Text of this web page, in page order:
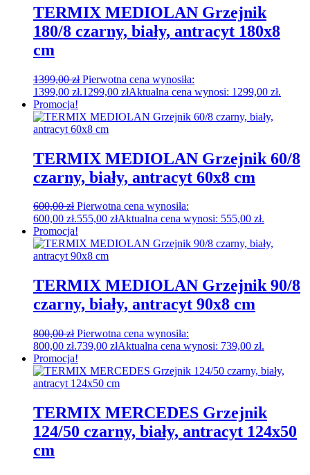
TERMIX MEDIOLAN Grzejnik
180/8 czarny, biały, antracyt 180x8
cm
1399,00zł Pierwotna cena wynosiła:
1399,00 zł.1299,00 złAktualna cena wynosi: 1299,00 zł.
Promocja!
TERMIX MEDIOLAN Grzejnik 60/8
czarny, biały, antracyt 60x8 cm
600,00zł Pierwotna cena wynosiła:
600,00 zł.555,00 złAktualna cena wynosi: 555,00 zł.
Promocja!
TERMIX MEDIOLAN Grzejnik 90/8
czarny, biały, antracyt 90x8 cm
800,00zł Pierwotna cena wynosiła:
800,00 zł.739,00 złAktualna cena wynosi: 739,00 zł.
Promocja!
TERMIX MERCEDES Grzejnik
124/50 czarny, biały, antracyt 124x50
cm